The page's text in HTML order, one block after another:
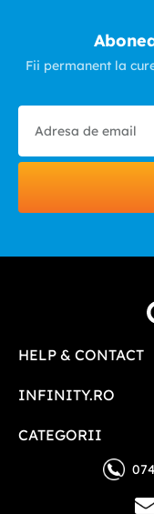
Fii permanent la
HELP & CONTACT
INFINITY.RO
CATEGORII